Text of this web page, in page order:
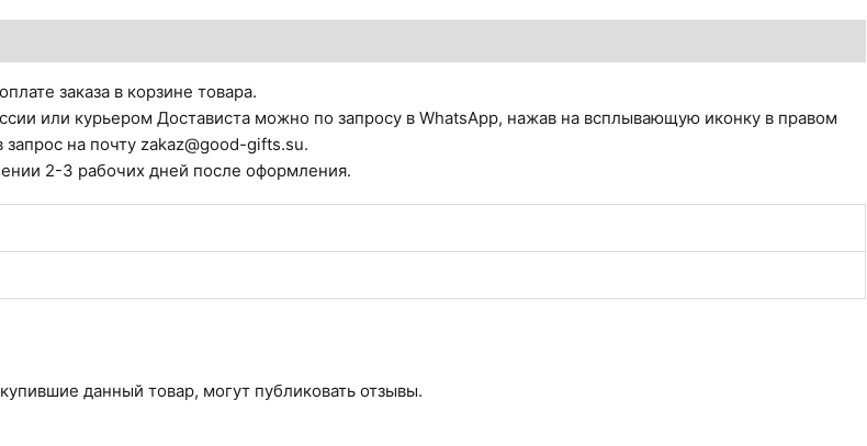
Иван
Старая
заказа в корзине товара.
или курьером Достависта можно по запросу в WhatsApp, нажав на всплывающую иконку в правом
на почту zakaz@good-gifts.su.
2-3 рабочих дней после оформления.
данный товар, могут публиковать отзывы.